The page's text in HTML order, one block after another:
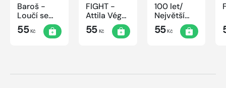
Baroš -
Loučí se
dravec
55Kč
FIGHT -
Attila Végh
vs. Karlos
Vémola
55Kč
100 let/
Největší
okamžiky
českého
55Kč